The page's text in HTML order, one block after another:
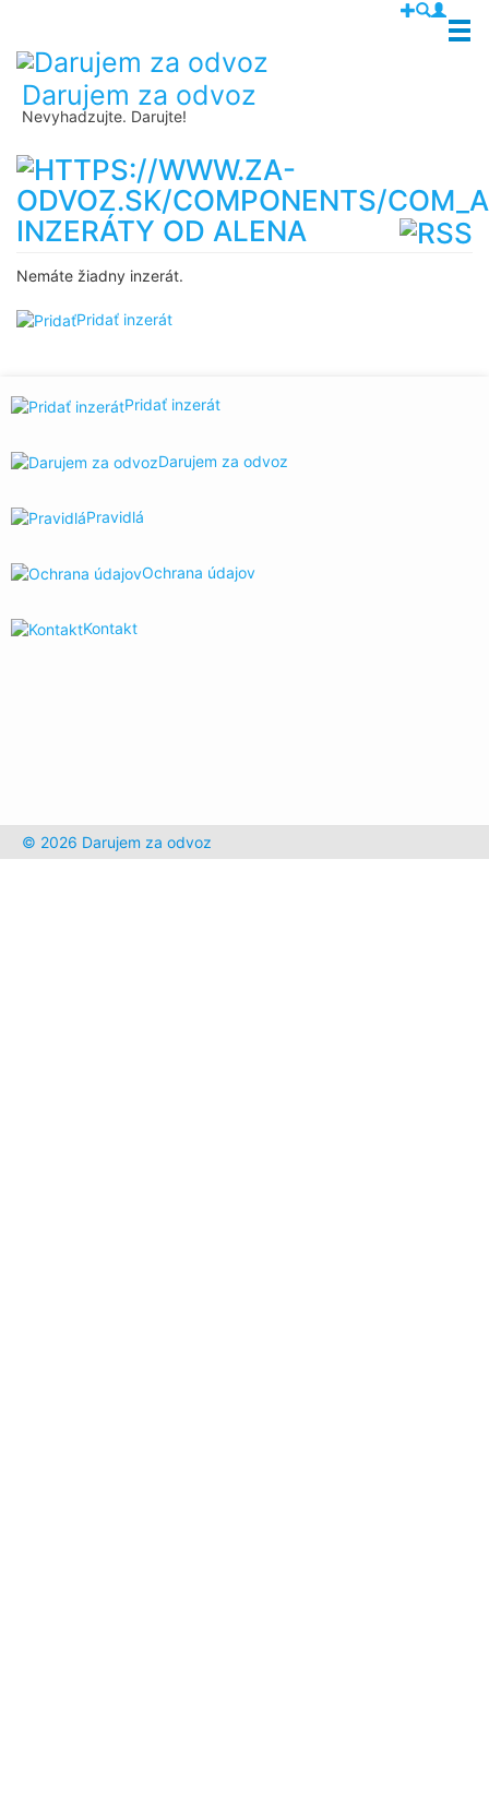
Darujem za odvoz
Nevyhadzujte. Darujte!
INZERÁTY OD ALENA
Nemáte žiadny inzerát.
Pridať inzerát
Pridať inzerát
Darujem za odvoz
Pravidlá
Ochrana údajov
Kontakt
© 2026 Darujem za odvoz